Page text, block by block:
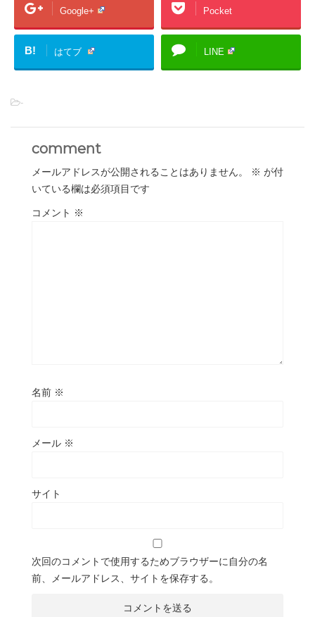
Google+ Pocket
B! はてブ LINE
-
comment
メールアドレスが公開されることはありません。 ※ が付
いている欄は必須項目です
コメント ※
名前 ※
メール ※
サイト
次回のコメントで使用するためブラウザーに自分の名
前、メールアドレス、サイトを保存する。